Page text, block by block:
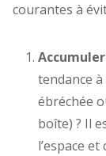
courantes à
tendance
ébréchée
boîte) ? Il
l’espace